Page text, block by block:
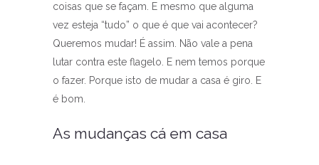
coisas que se façam. E mesmo que alguma
vez esteja “tudo” o que é que vai acontecer?
Queremos mudar! É assim. Não vale a pena
lutar contra este flagelo. E nem temos porque
o fazer. Porque isto de mudar a casa é giro. E
é bom.
As mudanças cá em casa